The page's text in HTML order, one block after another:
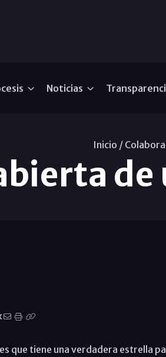
Noticias
Inicio /
de
que tiene una verdadera estrella